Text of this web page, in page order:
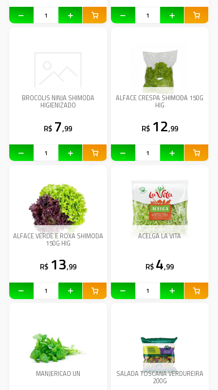
BROCOLIS NINJA SHIMODA
HIGIENIZADO
R$ 7,99
ALFACE CRESPA SHIMODA 150G
HIG
R$ 12,99
ALFACE VERDE E ROXA SHIMODA
150G HIG
R$ 13,99
ACELGA LA VITA
R$ 4,99
MANJERICAO UN SALADA TOSCANA VERDUREIRA
200G